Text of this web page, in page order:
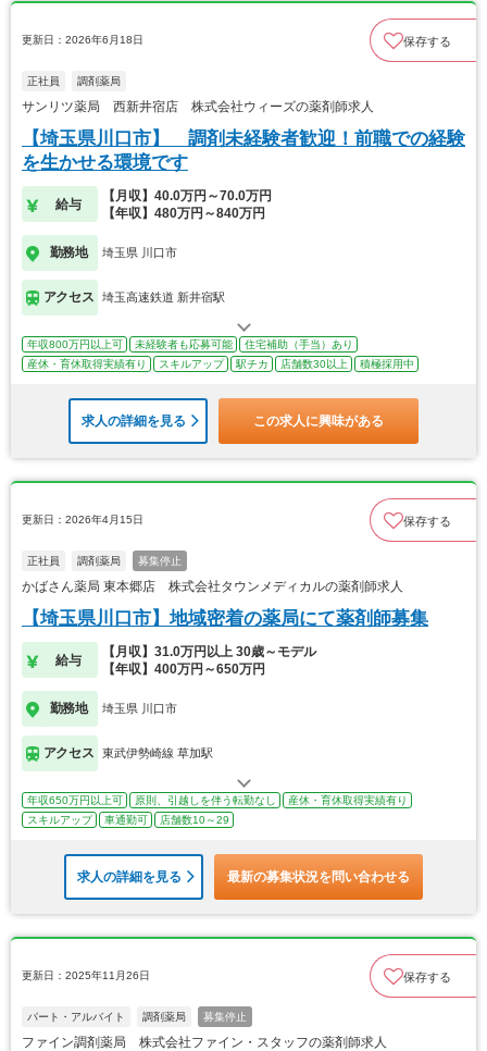
更新日：2026年6月18日 保存する
正社員 調剤薬局
サンリツ薬局 西新井宿店 株式会社ウィーズの薬剤師求人
【埼玉県川口市】 調剤未経験者歓迎！前職での経験
を生かせる環境です
給与
【月収】40.0万円～70.0万円
【年収】480万円～840万円
勤務地 埼玉県 川口市
アクセス 埼玉高速鉄道 新井宿駅
年収800万円以上可 未経験者も応募可能
住宅補助（手当）あり
産休・育休取得実績有り
スキルアップ 駅チカ 店舗数30以上 積極採用中
求人の詳細を見る この求人に興味がある
更新日：2026年4月15日 保存する
正社員 調剤薬局 募集停止
かばさん薬局 東本郷店 株式会社タウンメディカルの薬剤師求人
【埼玉県川口市】地域密着の薬局にて薬剤師募集
給与
【月収】31.0万円以上 30歳～モデル
【年収】400万円～650万円
勤務地 埼玉県 川口市
アクセス 東武伊勢崎線 草加駅
年収650万円以上可 原則、引越しを伴う転勤なし
産休・育休取得実績有り
スキルアップ
車通勤可 店舗数10～29
求人の詳細を見る 最新の募集状況を問い合わせる
更新日：2025年11月26日 保存する
パート・アルバイト 調剤薬局 募集停止
ファイン調剤薬局 株式会社ファイン・スタッフの薬剤師求人